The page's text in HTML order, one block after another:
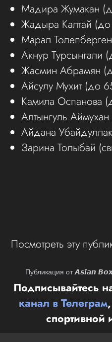
Мадира Жумакан
Жадыра Калтай (до
Марал
Акнур Турсынгали
Жасмин Абрамян
Айсулу Мухит (до
Камила Оспанова
Алтынгуль
Айдана
Зарина Толыбай
Посмотреть эту
Публикация от 𝘼𝙨𝙞𝙖𝙣
Подписывайтесь
канал в Телеграм